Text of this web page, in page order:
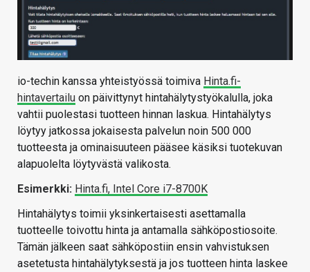
io-techin kanssa yhteistyössä toimiva Hinta.fi-
hintavertailu on päivittynyt hintahälytystyökalulla, joka
vahtii puolestasi tuotteen hinnan laskua. Hintahälytys
löytyy jatkossa jokaisesta palvelun noin 500 000
tuotteesta ja ominaisuuteen pääsee käsiksi tuotekuvan
alapuolelta löytyvästä valikosta.
Esimerkki: Hinta.fi, Intel Core i7-8700K
Hintahälytys toimii yksinkertaisesti asettamalla
tuotteelle toivottu hinta ja antamalla sähköpostiosoite.
Tämän jälkeen saat sähköpostiin ensin vahvistuksen
asetetusta hintahälytyksestä ja jos tuotteen hinta laskee